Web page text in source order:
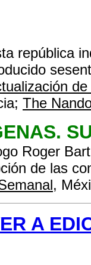
república
The
Roger
de las
,
A